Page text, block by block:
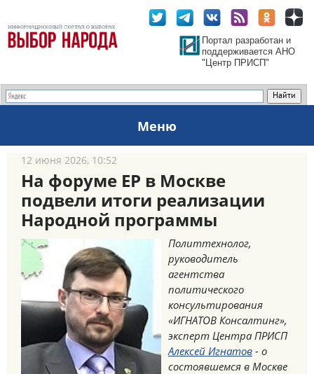
Портал разработан и
поддерживается АНО
"Центр ПРИСП"
Меню
12 июня 2026, 10:52
На форуме ЕР в Москве
подвели итоги реализации
Народной программы
Политтехнолог,
руководитель
агентства
политического
консультирования
«ИГНАТОВ Консалтинг»,
эксперт Центра ПРИСП
Алексей Игнатов - о
состоявшемся в Москве